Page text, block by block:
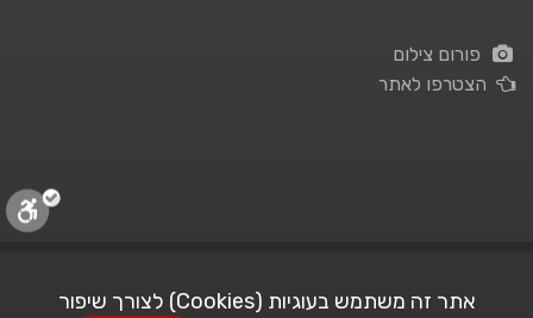
פורום צילום
הצטרפו לאתר
אתר זה משתמש בעוגיות (Cookies) לצורך שיפור